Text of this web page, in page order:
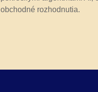
obchodné rozhodnutia.